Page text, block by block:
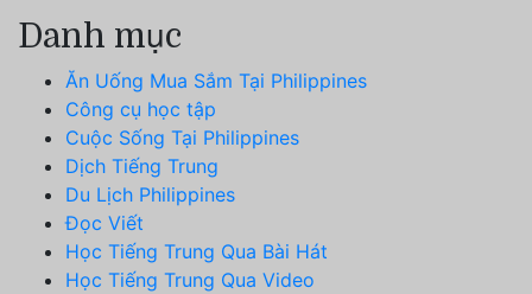
Danh mục
Ăn Uống Mua Sắm Tại Philippines
Công cụ học tập
Cuộc Sống Tại Philippines
Dịch Tiếng Trung
Du Lịch Philippines
Đọc Viết
Học Tiếng Trung Qua Bài Hát
Học Tiếng Trung Qua Video